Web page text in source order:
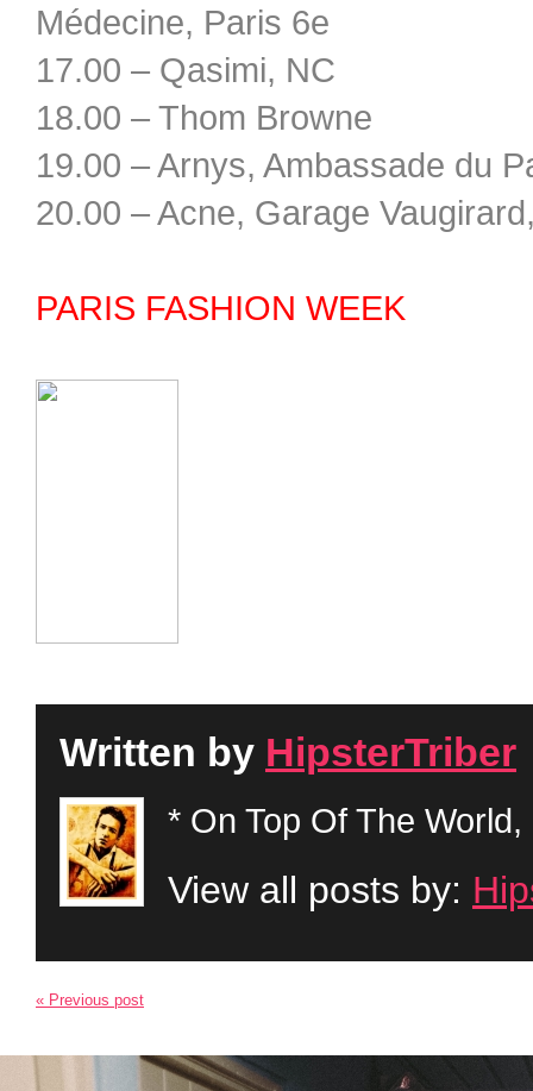
Médecine, Paris 6e
17.00 – Qasimi, NC
18.00 – Thom Browne
19.00 – Arnys, Ambassade du
20.00 – Acne, Garage
PARIS FASHION WEEK
Written by HipsterTriber
* On Top Of The
View all posts by:
« Previous post